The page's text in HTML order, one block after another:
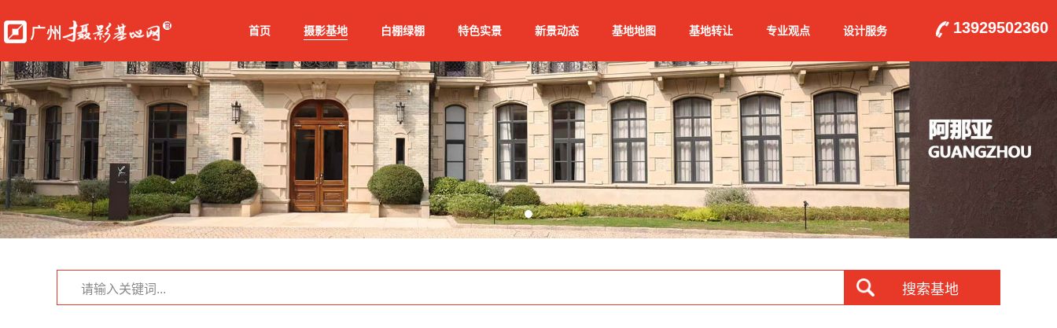
首页 摄影基地 白棚绿棚 特色实景 新景动态 基地地图 基地转让 专业观点 设计服务 13929502360
搜索基地